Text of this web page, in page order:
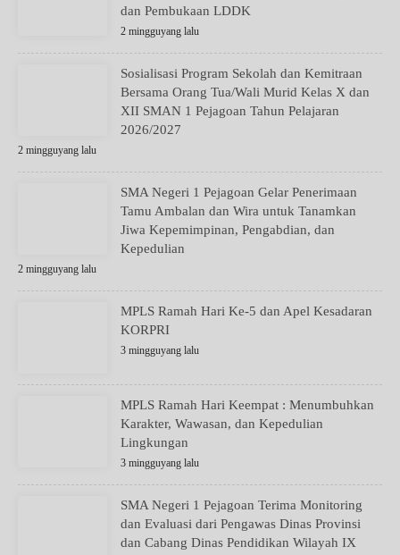
dan Pembukaan LDDK
2 mingguyang lalu
Sosialisasi Program Sekolah dan Kemitraan
Bersama Orang Tua/Wali Murid Kelas X dan
XII SMAN 1 Pejagoan Tahun Pelajaran
2026/2027
2 mingguyang lalu
SMA Negeri 1 Pejagoan Gelar Penerimaan
Tamu Ambalan dan Wira untuk Tanamkan
Jiwa Kepemimpinan, Pengabdian, dan
Kepedulian
2 mingguyang lalu
MPLS Ramah Hari Ke-5 dan Apel Kesadaran
KORPRI
3 mingguyang lalu
MPLS Ramah Hari Keempat : Menumbuhkan
Karakter, Wawasan, dan Kepedulian
Lingkungan
3 mingguyang lalu
SMA Negeri 1 Pejagoan Terima Monitoring
dan Evaluasi dari Pengawas Dinas Provinsi
dan Cabang Dinas Pendidikan Wilayah IX